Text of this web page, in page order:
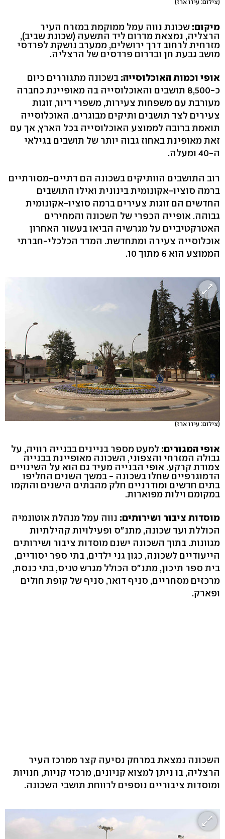
(צילום: עידו ארז)
מיקום: שכונת נווה עמל ממוקמת במזרח העיר
הרצליה, נמצאת מדרום ליד התשעה (שכונת שביב),
מזרחית לרחוב דרך ירושלים, ממערב נושקת לפרדסי
מושב גבעת חן ובדרום פרדסים של הרצליה.
אופי וכמות האוכלוסייה: בשכונה מתגוררים כיום
כ-8,500 תושבים והאוכלוסייה בה מאופיינת כחברה
מעורבת עם משפחות צעירות, משפרי דיור, זוגות
צעירים לצד תושבים ותיקים מבוגרים. האוכלוסייה
תואמת ברובה לממוצע האוכלוסייה בכל הארץ, אך עם
זאת מאופינת באחוז גבוה יותר של תושבים בגילאי
ה-40 ומעלה.
רוב התושבים הוותיקים בשכונה הם דתיים-מסורתיים
ברמה סוציו-אקונומית בינונית ואילו התושבים
החדשים הם זוגות צעירים ברמה סוציו-אקונומית
גבוהה. אופייה הכפרי של השכונה והמחירים
האטרקטיביים על מגרשיה הביאו בעשור האחרון
אוכלוסייה צעירה ומתחדשת. המדד הכלכלי-חברתי
הממוצע הוא 6 מתוך 10.
(צילום: עידו ארז)
אופי המגורים: למעט מספר בניינים בבנייה רוויה, על
גבולה המזרחי והצפוני, השכונה מאופיינת בבנייה
צמודת קרקע. אופי הבנייה מעיד גם הוא על השינויים
הדמוגרפיים שחלו בשכונה - במשך השנים החליפו
בתים חדשים ומודרניים חלק מהבתים הישנים והוקמו
במקומם וילות מפוארות.
מוסדות ציבור ושירותים: נווה עמל מנהלת אוטונמיה
הכוללת ועד שכונה, מתנ"ס ופעילויות קהילתיות
מגוונות. בתוך השכונה ישנם מוסדות ציבור ושירותים
הייעודיים לשכונה, כגון גני ילדים, בתי ספר יסודיים,
בית ספר תיכון, מתנ"ס הכולל מגרש טניס, בתי כנסת,
מרכזים מסחריים, סניף דואר, סניף של קופת חולים
ופארק.
השכונה נמצאת במרחק נסיעה קצר ממרכז העיר
הרצליה, בו ניתן למצוא קניונים, מרכזי קניות, חנויות
ומוסדות ציבוריים נוספים לרווחת תושבי השכונה.